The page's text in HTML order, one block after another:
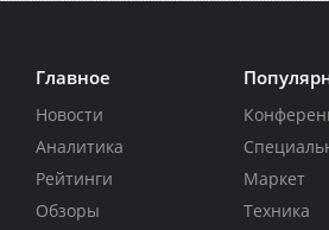
Главное
Новости
Аналитика
Рейтинги
Обзоры
Маркет
Техника